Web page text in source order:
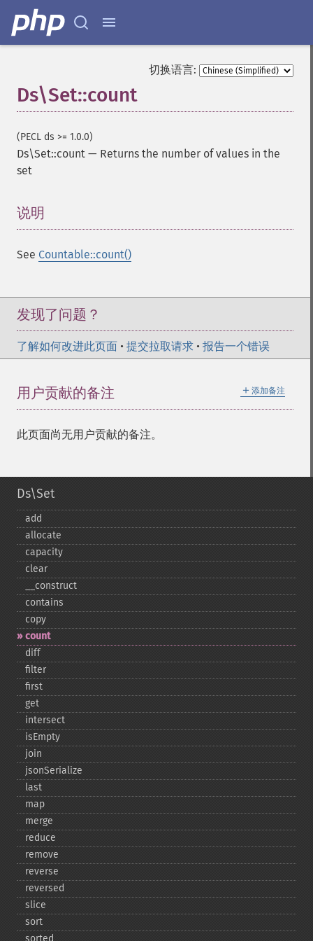
切换语言:
Ds\Set::count
(PECL ds >= 1.0.0)
Ds\Set::count — Returns the number of values in the
set
说明
See Countable::count()
发现了问题？
了解如何改进此页面 • 提交拉取请求 • 报告一个错误
＋ 添加备注
用户贡献的备注
此页面尚无用户贡献的备注。
Ds\Set
add
allocate
capacity
clear
_​_​construct
contains
copy
count
diff
filter
first
get
intersect
isEmpty
join
jsonSerialize
last
map
merge
reduce
remove
reverse
reversed
slice
sort
sorted